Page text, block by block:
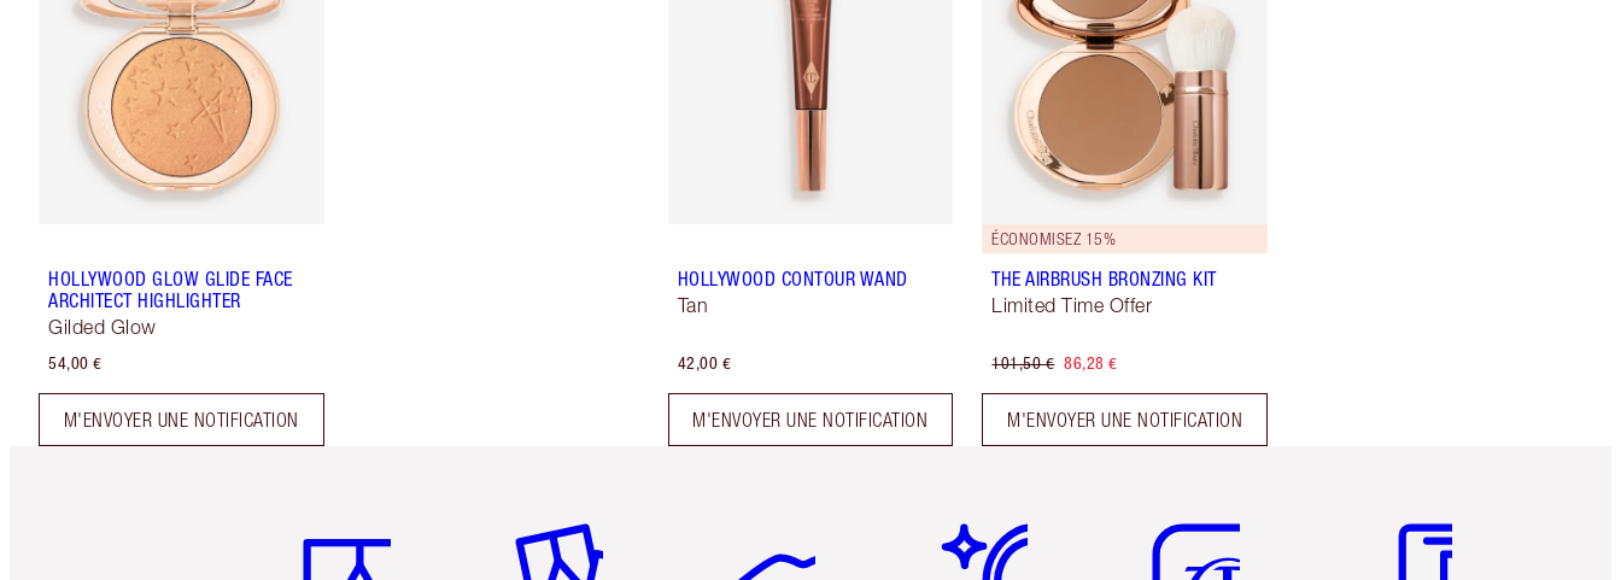
HOLLYWOOD GLOW GLIDE FACE
ARCHITECT HIGHLIGHTER
Gilded Glow
54,00 €
M'ENVOYER UNE NOTIFICATION
HOLLYWOOD CONTOUR WAND
Tan
42,00 €
M'ENVOYER UNE NOTIFICATION
ÉCONOMISEZ 15%
THE AIRBRUSH BRONZING KIT
Limited Time Offer
101,50 € 86,28 €
M'ENVOYER UNE NOTIFICATION